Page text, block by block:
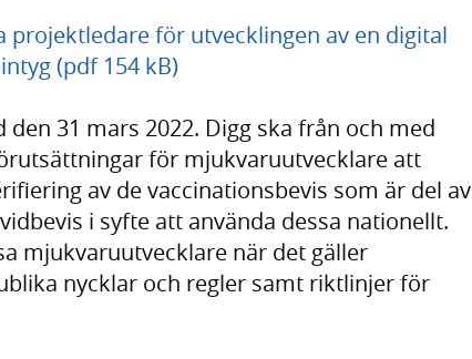
projektledare för utvecklingen av en digital
(pdf 154 kB)
31 mars 2022. Digg ska från och med
för mjukvaruutvecklare att
av de vaccinationsbevis som är del av
i syfte att använda dessa nationellt.
mjukvaruutvecklare när det gäller
nycklar och regler samt riktlinjer för